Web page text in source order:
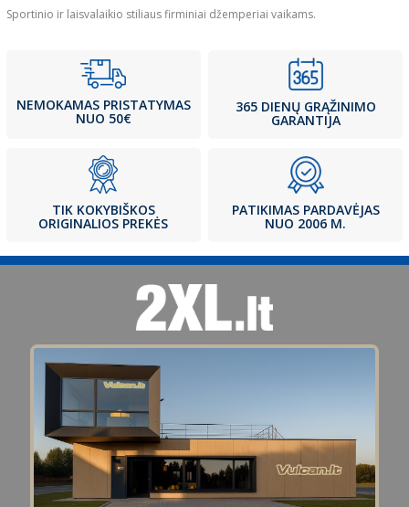
Sportinio ir laisvalaikio stiliaus firminiai džemperiai vaikams.
NEMOKAMAS PRISTATYMAS
NUO 50€
365 DIENŲ GRĄŽINIMO
GARANTIJA
TIK KOKYBIŠKOS
ORIGINALIOS PREKĖS
PATIKIMAS PARDAVĖJAS
NUO 2006 M.